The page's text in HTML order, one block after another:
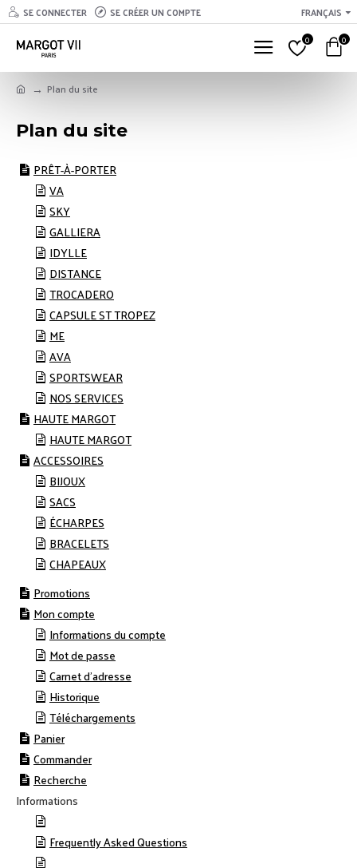
SE CONNECTER SE CRÉER UN COMPTE
FRANÇAIS
0
0
Plan du site
Plan du site
PRÊT-À-PORTER
VA
SKY
GALLIERA
IDYLLE
DISTANCE
TROCADERO
CAPSULE ST TROPEZ
ME
AVA
SPORTSWEAR
NOS SERVICES
HAUTE MARGOT
HAUTE MARGOT
ACCESSOIRES
BIJOUX
SACS
ÉCHARPES
BRACELETS
CHAPEAUX
Promotions
Mon compte
Informations du compte
Mot de passe
Carnet d’adresse
Historique
Téléchargements
Panier
Commander
Recherche
Informations
Frequently Asked Questions